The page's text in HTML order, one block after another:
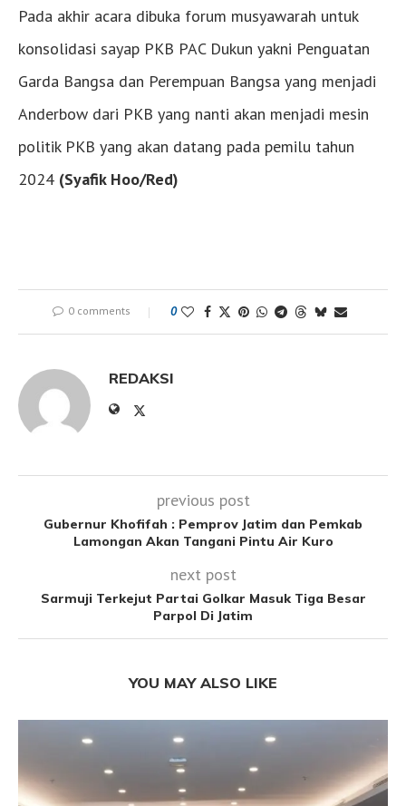
Pada akhir acara dibuka forum musyawarah untuk
konsolidasi sayap PKB PAC Dukun yakni Penguatan
Garda Bangsa dan Perempuan Bangsa yang menjadi
Anderbow dari PKB yang nanti akan menjadi mesin
politik PKB yang akan datang pada pemilu tahun
2024 (Syafik Hoo/Red)
0 comments 0
REDAKSI
previous post
Gubernur Khofifah : Pemprov Jatim dan Pemkab
Lamongan Akan Tangani Pintu Air Kuro
next post
Sarmuji Terkejut Partai Golkar Masuk Tiga Besar
Parpol Di Jatim
YOU MAY ALSO LIKE